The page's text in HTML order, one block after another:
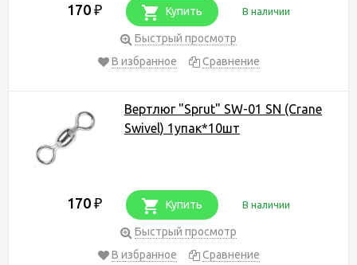
170 ₽ Купить В наличии
Быстрый просмотр
В избранное
Сравнение
Вертлюг "Sprut" SW-01 SN (Crane
Swivel) 1упак*10шт
170 ₽ Купить В наличии
Быстрый просмотр
В избранное
Сравнение